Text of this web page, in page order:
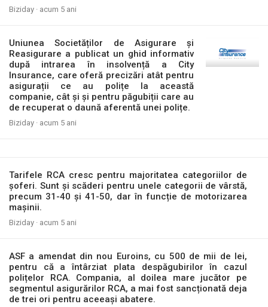
Biziday · acum 5 ani
Uniunea Societăților de Asigurare și
Reasigurare a publicat un ghid informativ
după intrarea în insolvență a City
Insurance, care oferă precizări atât pentru
asigurații ce au polițe la această
companie, cât și și pentru păgubiții care au
de recuperat o daună aferentă unei polițe.
Biziday · acum 5 ani
Tarifele RCA cresc pentru majoritatea categoriilor de
șoferi. Sunt și scăderi pentru unele categorii de vârstă,
precum 31-40 și 41-50, dar în funcție de motorizarea
mașinii.
Biziday · acum 5 ani
ASF a amendat din nou Euroins, cu 500 de mii de lei,
pentru că a întârziat plata despăgubirilor în cazul
polițelor RCA. Compania, al doilea mare jucător pe
segmentul asigurărilor RCA, a mai fost sancționată deja
de trei ori pentru aceeași abatere.